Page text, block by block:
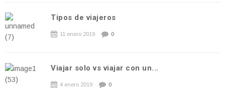
Tipos de viajeros
11 enero 2019 0
Viajar solo vs viajar con un...
4 enero 2019 0